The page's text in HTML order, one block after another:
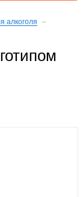
алкоголя